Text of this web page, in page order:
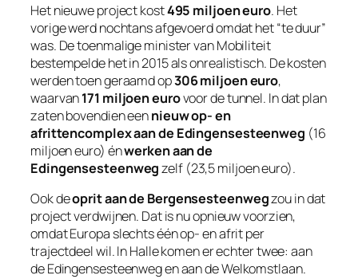
Het nieuwe project kost495 miljoen euro. Het
vorige werd nochtans afgevoerd omdat het “te duur”
was. De toenmalige minister van Mobiliteit
bestempelde het in 2015 als onrealistisch. De kosten
werden toen geraamd op306 miljoen euro,
waarvan171 miljoen eurovoor de tunnel. In dat plan
zaten bovendien eennieuw op- en
afrittencomplex aan de Edingensesteenweg (16
miljoen euro) énwerken aan de
Edingensesteenwegzelf (23,5 miljoen euro).
Ook deoprit aan de Bergensesteenwegzou in dat
project verdwijnen. Dat is nu opnieuw voorzien,
omdat Europa slechts één op- en afrit per
trajectdeel wil. In Halle komen er echter twee: aan
de Edingensesteenweg en aan de Welkomstlaan.